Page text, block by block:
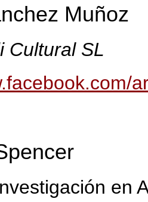
Muñoz
Cultural SL
en